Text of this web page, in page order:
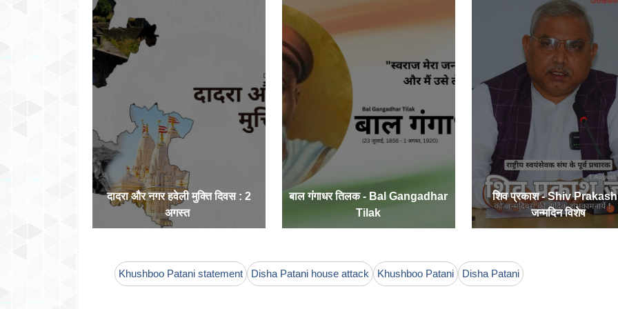
दादरा और नगर हवेली मुक्ति दिवस : 2
अगस्त
बाल गंगाधर तिलक - Bal Gangadhar
Tilak
शिव प्रकाश - Shiv
जन्मदिन विशेष
Khushboo Patani statement Disha Patani house attack Khushboo Patani Disha Patani